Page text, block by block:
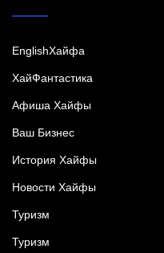
EnglishХайфа
XайФантастика
Афиша Хайфы
Ваш Бизнес
История Хайфы
Новости Хайфы
Туризм
Туризм